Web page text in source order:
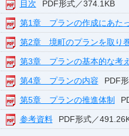
目次 PDF形式／374.1KB
第1章 プランの作成にあた
第2章 境町のプランを取り
第3章 プランの基本的な考
第4章 プランの内容 PDF
第5章 プランの推進体制
参考資料 PDF形式／